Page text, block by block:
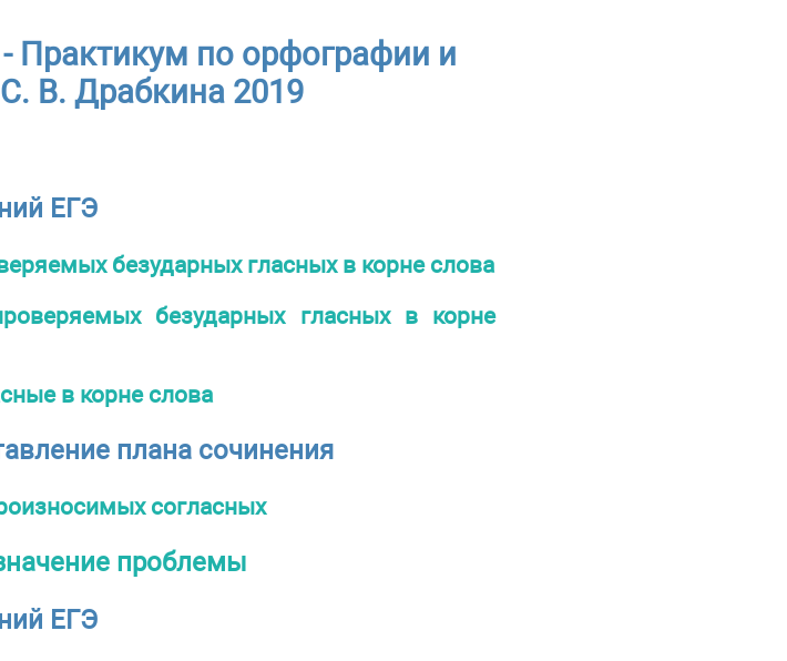
Практикум по орфографии и
В. Драбкина 2019
ЕГЭ
безударных гласных в корне слова
безударных гласных в корне
в корне слова
плана сочинения
согласных
проблемы
ЕГЭ